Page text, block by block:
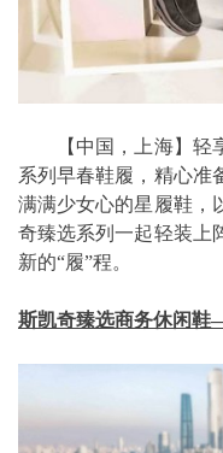
【中国，上海】轻享
系列早春鞋履，精心准
满满少女心的星履鞋，
奇臻选系列一起轻装上
新的“履”程。
斯凯奇臻选商务休闲鞋